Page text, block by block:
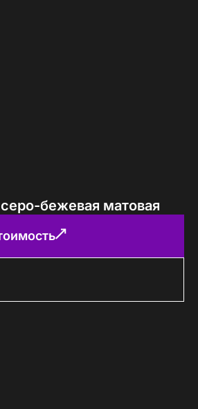
бежевая матовая